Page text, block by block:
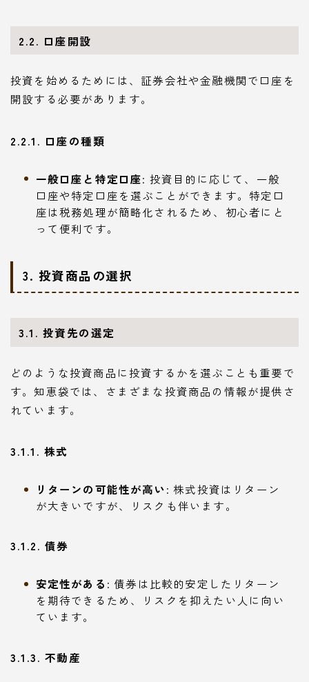
2.2. 口座開設
投資を始めるためには、証券会社や金融機関で口座を
開設する必要があります。
2.2.1. 口座の種類
一般口座と特定口座: 投資目的に応じて、一般
口座や特定口座を選ぶことができます。特定口
座は税務処理が簡略化されるため、初心者にと
って便利です。
3. 投資商品の選択
3.1. 投資先の選定
どのような投資商品に投資するかを選ぶことも重要で
す。知恵袋では、さまざまな投資商品の情報が提供さ
れています。
3.1.1. 株式
リターンの可能性が高い: 株式投資はリターン
が大きいですが、リスクも伴います。
3.1.2. 債券
安定性がある : 債券は比較的安定したリターン
を期待できるため、リスクを抑えたい人に向い
ています。
3.1.3. 不動産